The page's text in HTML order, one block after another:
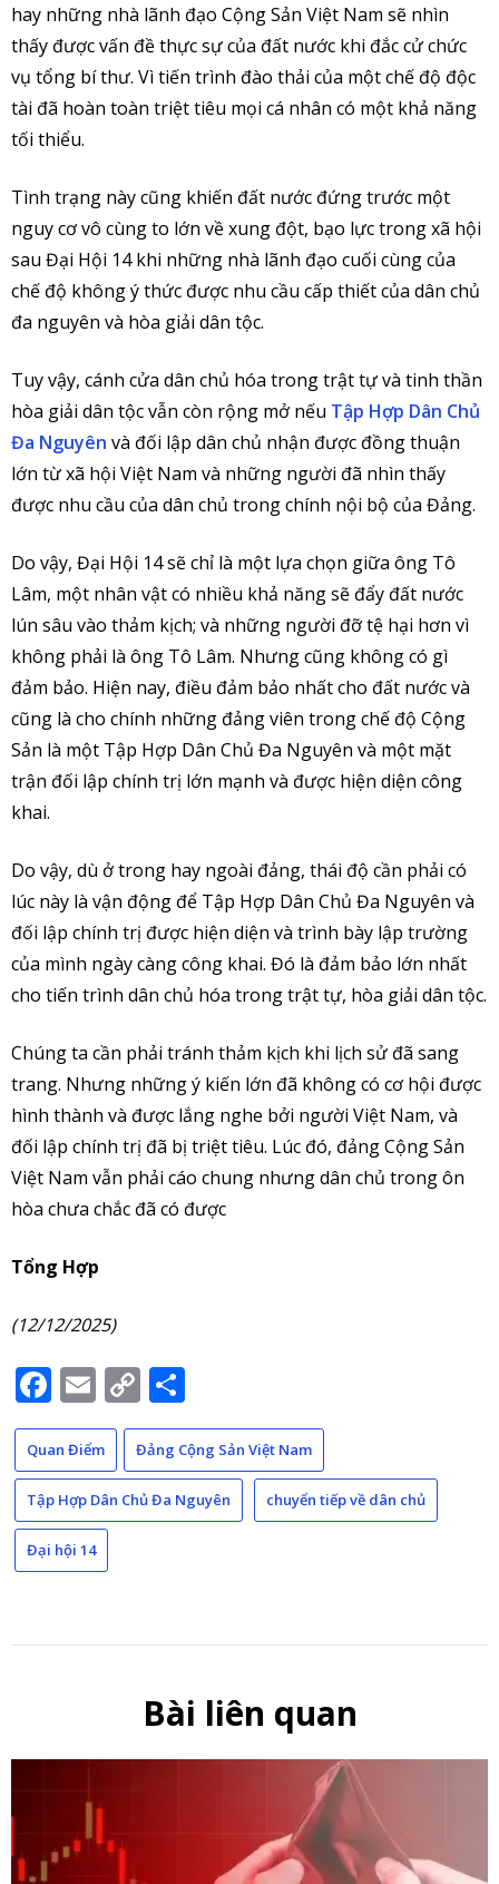
hay những nhà lãnh đạo Cộng Sản Việt Nam sẽ nhìn
thấy được vấn đề thực sự của đất nước khi đắc cử chức
vụ tổng bí thư. Vì tiến trình đào thải của một chế độ độc
tài đã hoàn toàn triệt tiêu mọi cá nhân có một khả năng
tối thiểu.
Tình trạng này cũng khiến đất nước đứng trước một
nguy cơ vô cùng to lớn về xung đột, bạo lực trong xã hội
sau Đại Hội 14 khi những nhà lãnh đạo cuối cùng của
chế độ không ý thức được nhu cầu cấp thiết của dân chủ
đa nguyên và hòa giải dân tộc.
Tuy vậy, cánh cửa dân chủ hóa trong trật tự và tinh thần
hòa giải dân tộc vẫn còn rộng mở nếu Tập Hợp Dân Chủ
Đa Nguyên và đối lập dân chủ nhận được đồng thuận
lớn từ xã hội Việt Nam và những người đã nhìn thấy
được nhu cầu của dân chủ trong chính nội bộ của Đảng.
Do vậy, Đại Hội 14 sẽ chỉ là một lựa chọn giữa ông Tô
Lâm, một nhân vật có nhiều khả năng sẽ đẩy đất nước
lún sâu vào thảm kịch; và những người đỡ tệ hại hơn vì
không phải là ông Tô Lâm. Nhưng cũng không có gì
đảm bảo. Hiện nay, điều đảm bảo nhất cho đất nước và
cũng là cho chính những đảng viên trong chế độ Cộng
Sản là một Tập Hợp Dân Chủ Đa Nguyên và một mặt
trận đối lập chính trị lớn mạnh và được hiện diện công
khai.
Do vậy, dù ở trong hay ngoài đảng, thái độ cần phải có
lúc này là vận động để Tập Hợp Dân Chủ Đa Nguyên và
đối lập chính trị được hiện diện và trình bày lập trường
của mình ngày càng công khai. Đó là đảm bảo lớn nhất
cho tiến trình dân chủ hóa trong trật tự, hòa giải dân tộc.
Chúng ta cần phải tránh thảm kịch khi lịch sử đã sang
trang. Nhưng những ý kiến lớn đã không có cơ hội được
hình thành và được lắng nghe bởi người Việt Nam, và
đối lập chính trị đã bị triệt tiêu. Lúc đó, đảng Cộng Sản
Việt Nam vẫn phải cáo chung nhưng dân chủ trong ôn
hòa chưa chắc đã có được
Tổng Hợp
(12/12/2025)
Facebook
Email
Copy
Link
Quan Điểm Đảng Cộng Sản Việt Nam
Tập Hợp Dân Chủ Đa Nguyên chuyển tiếp về dân chủ
Đại hội 14
Bài liên quan